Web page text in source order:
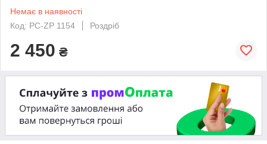
Немає в наявності
Код: PC-ZP 1154
Роздріб
2 450 ₴